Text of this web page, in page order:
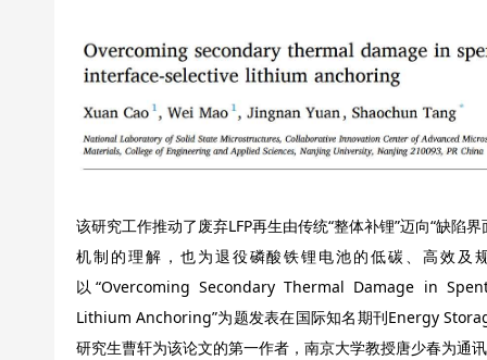
该研究工作推动了废弃LFP再生由传统“整体补锂”迈向“缺陷
机制的理解，也为退役磷酸铁锂电池的低碳、高效及
以“Overcoming Secondary Thermal Damage in
Lithium Anchoring”为题发表在国际知名期刊Energy
研究生曹轩为该论文的第一作者，南京大学教授唐少春为通